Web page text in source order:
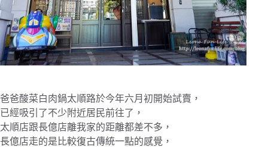
爸爸酸菜白肉鍋太順路於今年六月初開始試賣，
已經吸引了不少附近居民前往了，
太順店跟長億店離我家的距離都差不多，
長億店走的是比較復古傳統一點的感覺，